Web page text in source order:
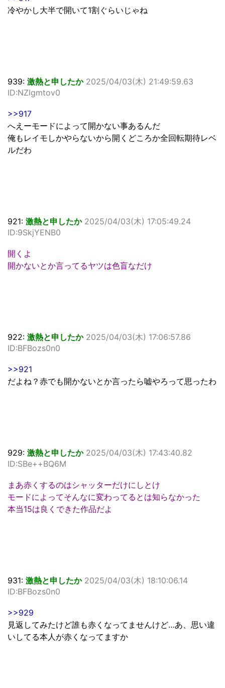
冷やかし大半で開いて1割ぐらいじゃね
939: 激熱と申したか 2025/04/03(木) 21:49:59.63
ID:NZlgmtov0
>>917
へえーモードによって開かない事あるんだ
俺もレイモしかやらないから開くどころか全回転期待レベ
ルだわ
921: 激熱と申したか 2025/04/03(木) 17:05:49.24
ID:9SkjYENB0
開くよ
開かないとか言ってるヤツは色盲なだけ
922: 激熱と申したか 2025/04/03(木) 17:06:57.86
ID:BFBozs0n0
>>921
だよね？赤でも開かないとか言ったら嘘やろって思ったわ
929: 激熱と申したか 2025/04/03(木) 17:43:40.82
ID:SBe++BQ6M
まあ赤くするのはシャッターだけにしとけ
モードによってそんなに変わってるとは知らなかった
本当15は良くできた作品だよ
931: 激熱と申したか 2025/04/03(木) 18:10:06.14
ID:BFBozs0n0
>>929
見返してみたけど誰も赤くなってませんけど…あ、思い違
いしてる本人が赤くなってますか